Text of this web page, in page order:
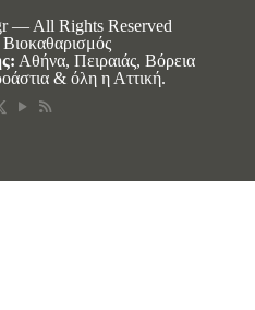
— All Rights Reserved
Αθήνα, Πειραιάς, Βόρεια
& όλη η Αττική.